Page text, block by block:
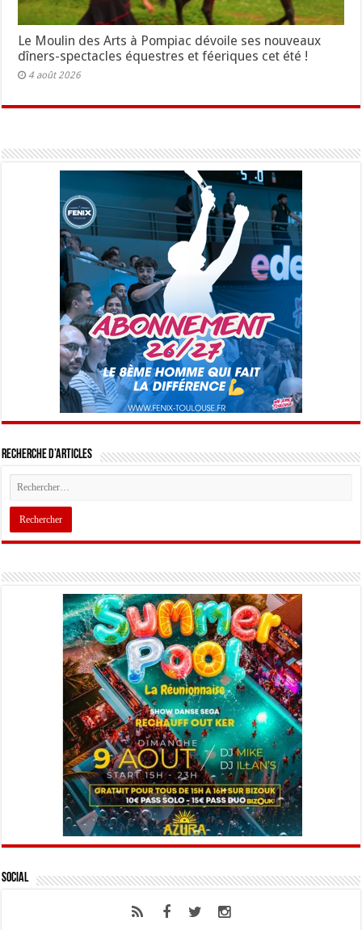
Le Moulin des Arts à Pompiac dévoile ses nouveaux
dîners-spectacles équestres et féeriques cet été !
4 août 2026
Recherche d’articles
Social